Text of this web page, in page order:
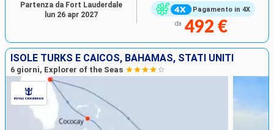
Pagamento in 4X
da 492 €
Partenza da Fort Lauderdale
lun 26 apr 2027
ISOLE TURKS E CAICOS, BAHAMAS, STATI UNITI
6 giorni, Explorer of the Seas